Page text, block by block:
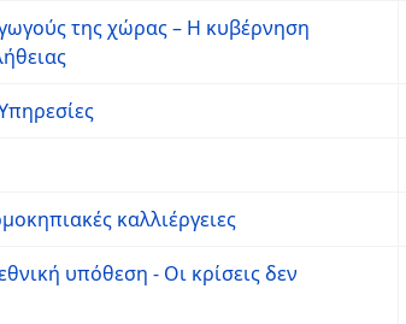
της χώρας – Η κυβέρνηση
καλλιέργειες
υπόθεση - Οι κρίσεις δεν